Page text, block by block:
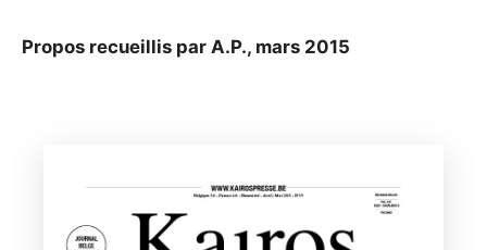
Propos recueillis par A.P., mars 2015